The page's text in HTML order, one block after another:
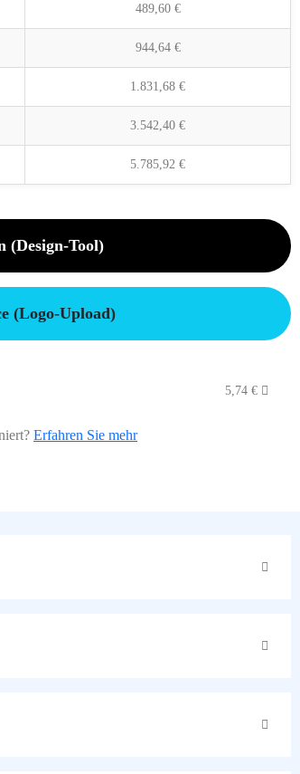
489,60 €
944,64 €
1.831,68 €
3.542,40 €
5.785,92 €
(Design-Tool)
(Logo-Upload)
5,74 €
Erfahren Sie mehr